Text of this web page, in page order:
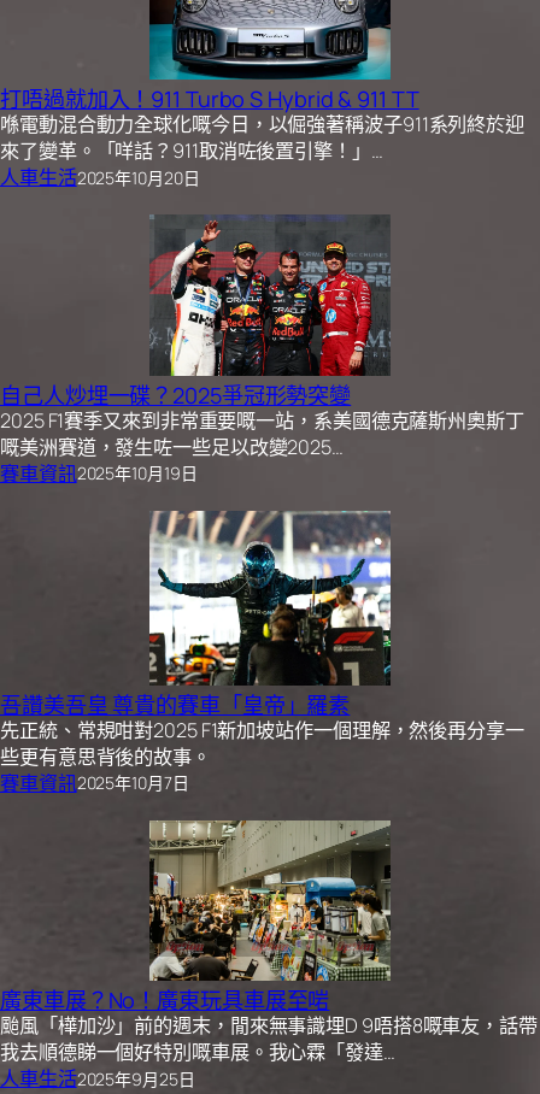
打唔過就加入！911 Turbo S Hybrid & 911 TT
喺電動混合動力全球化嘅今日，以倔強著稱波子911系列終於迎
來了變革。「咩話？911取消咗後置引擎！」…
人車生活2025年10月20日
自己人炒埋一碟？2025爭冠形勢突變
2025 F1賽季又來到非常重要嘅一站，系美國德克薩斯州奧斯丁
嘅美洲賽道，發生咗一些足以改變2025…
賽車資訊2025年10月19日
吾讚美吾皇 尊貴的賽車「皇帝」羅素
先正統、常規咁對2025 F1新加坡站作一個理解，然後再分享一
些更有意思背後的故事。
賽車資訊2025年10月7日
廣東車展？No！廣東玩具車展至啱
颱風「樺加沙」前的週末，閒來無事識埋D 9唔搭8嘅車友，話帶
我去順德睇一個好特別嘅車展。我心霖「發達…
人車生活2025年9月25日